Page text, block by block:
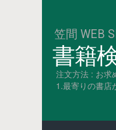
笠間 WEB
書籍
注文方法 : お求
1.最寄りの書